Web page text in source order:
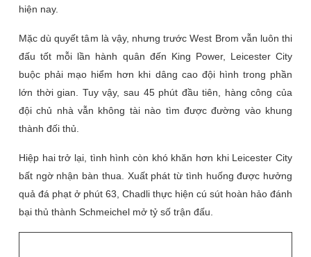
hiện nay.
Mặc dù quyết tâm là vậy, nhưng trước West Brom vẫn luôn thi
đấu tốt mỗi lần hành quân đến King Power, Leicester City
buộc phải mạo hiểm hơn khi dâng cao đội hình trong phần
lớn thời gian. Tuy vậy, sau 45 phút đầu tiên, hàng công của
đội chủ nhà vẫn không tài nào tìm được đường vào khung
thành đối thủ.
Hiệp hai trở lại, tình hình còn khó khăn hơn khi Leicester City
bất ngờ nhận bàn thua. Xuất phát từ tình huống được hưởng
quả đá phạt ở phút 63, Chadli thực hiện cú sút hoàn hảo đánh
bại thủ thành Schmeichel mở tỷ số trận đấu.